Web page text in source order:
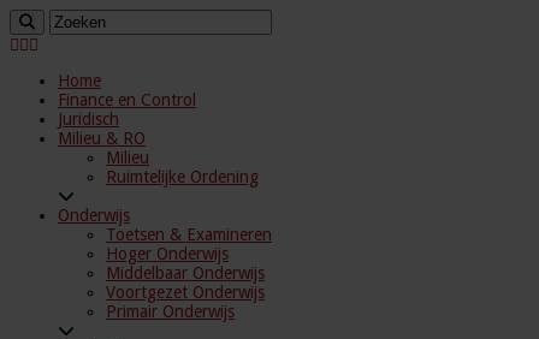
Home
Finance en Control
Juridisch
Milieu & RO
Milieu
Ruimtelijke Ordening
Onderwijs
Toetsen & Examineren
Hoger Onderwijs
Middelbaar Onderwijs
Voortgezet Onderwijs
Primair Onderwijs